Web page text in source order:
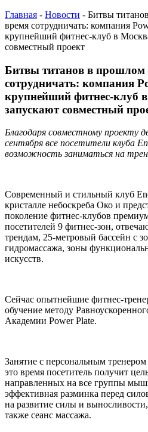
Главная - Новости - Битвы
время сотрудничать: компания
крупнейший фитнес-клуб в
совместный проект
Битвы титанов в
сотрудничать: компания
крупнейший фитнес-клуб
запускают совместный
Благодаря совместному проекту
сентября все посетители клуба
возможность заниматься на
Современный и стильный клуб
кристалле небоскреба Око и
поколение фитнес-клубов
посетителей 9 фитнес-зон,
трендам, 25-метровый бассейн с
гидромассажа, зоны
искусств.
Сейчас опытнейшие фитнес-
обучение методу
Академии Power Plate.
Занятие с персональным тренером
это время посетитель получит
направленных на все группы
эффективная разминка перед
на развитие силы и
также сеанс массажа.